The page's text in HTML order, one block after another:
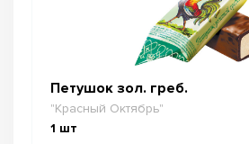
Петушок зол. греб.
"Красный Октябрь"
1 шт